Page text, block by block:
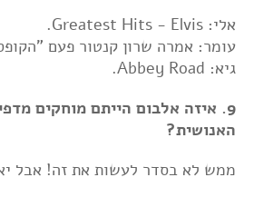
אלי: Greatest Hits - Elvis.
עומר: אמרה שרון קנטור פעם
גיא: Abbey Road.
9. איזה אלבום הייתם מוחקים
האנושית?
ממש לא בסדר לעשות את זה! אבל